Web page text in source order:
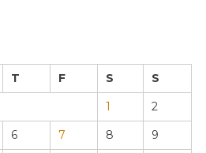
T F S
S
1
2
6 7 8
9